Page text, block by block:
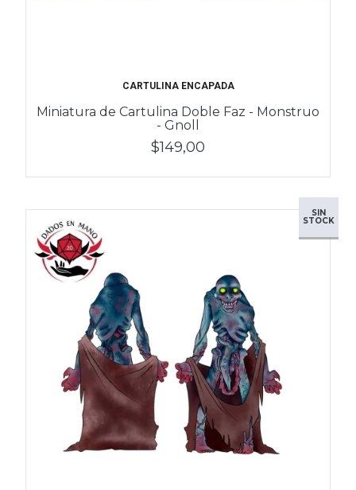
CARTULINA ENCAPADA
Miniatura de Cartulina Doble Faz - Monstruo
- Gnoll
$149,00
SIN
STOCK